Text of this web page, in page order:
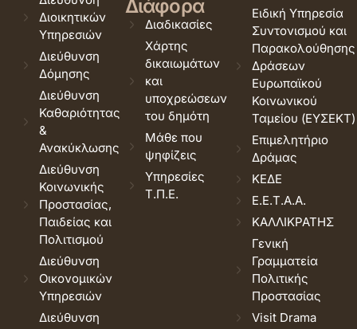
Διοικητικών
Υπηρεσιών
Διεύθυνση
Δόμησης
Διεύθυνση
Καθαριότητας
&
Ανακύκλωσης
Διεύθυνση
Κοινωνικής
Προστασίας,
Παιδείας και
Πολιτισμού
Διεύθυνση
Οικονομικών
Υπηρεσιών
Διεύθυνση
Διάφορα
Διαδικασίες
Χάρτης
δικαιωμάτων
και
υποχρεώσεων
του δημότη
Μάθε που
ψηφίζεις
Υπηρεσίες
Τ.Π.Ε.
Ειδική Υπηρεσία
Συντονισμού και
Παρακολούθησης
Δράσεων
Ευρωπαϊκού
Κοινωνικού
Ταμείου (ΕΥΣΕΚΤ)
Επιμελητήριο
Δράμας
ΚΕΔΕ
Ε.Ε.Τ.Α.Α.
ΚΑΛΛΙΚΡΑΤΗΣ
Γενική
Γραμματεία
Πολιτικής
Προστασίας
Visit Drama